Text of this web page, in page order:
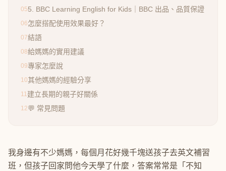
055. BBC Learning English for Kids｜BBC 出品、品質保證
06怎麼搭配使用效果最好？
07結語
08給媽媽的實用建議
09專家怎麼說
10其他媽媽的經驗分享
11建立長期的親子好關係
12💬 常見問題
我身邊有不少媽媽，每個月花好幾千塊送孩子去英文補習
班，但孩子回家問他今天學了什麼，答案常常是「不知